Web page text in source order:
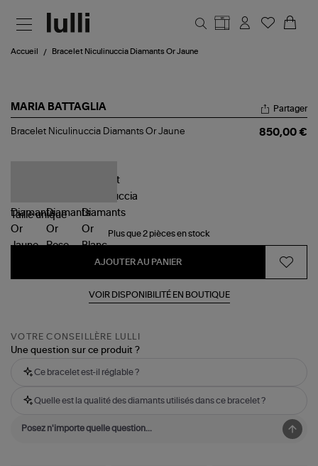
Accueil Bracelet Niculinuccia Diamants Or Jaune
MARIA BATTAGLIA
Bracelet
Partager
Bracelet Niculinuccia Diamants Or Jaune 850,00 €
Tailleunique
Plus que 2 pièces en stock
AJOUTER AU PANIER
VOIR DISPONIBILITÉ EN BOUTIQUE
VOTRE CONSEILLÈRE LULLI
Une question sur ce produit ?
Ce bracelet est-il réglable ?
Quelle est la qualité des diamants utilisés dans ce bracelet ?